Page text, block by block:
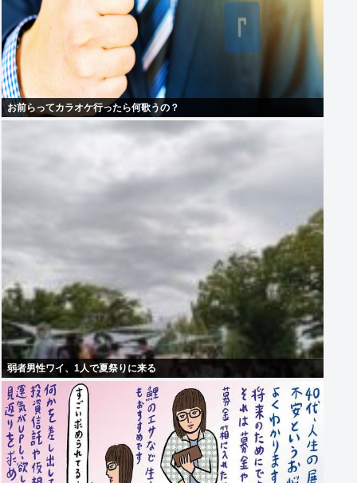
お前らってカラオケ行ったら何歌うの？
弱者男性ワイ、1人で夏祭りに来る